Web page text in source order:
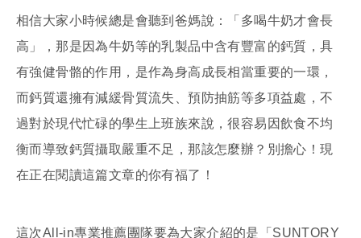
相信大家小時候總是會聽到爸媽說：「多喝牛奶才會長
高」，那是因為牛奶等的乳製品中含有豐富的鈣質，具
有強健骨骼的作用，是作為身高成長相當重要的一環，
而鈣質還擁有減緩骨質流失、預防抽筋等多項益處，不
過對於現代忙碌的學生上班族來說，很容易因飲食不均
衡而導致鈣質攝取嚴重不足，那該怎麼辦？別擔心！現
在正在閱讀這篇文章的你有福了！
這次All-in專業推薦團隊要為大家介紹的是「SUNTORY